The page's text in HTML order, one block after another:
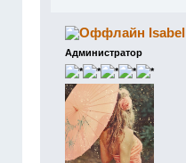
Isabel
Администратор